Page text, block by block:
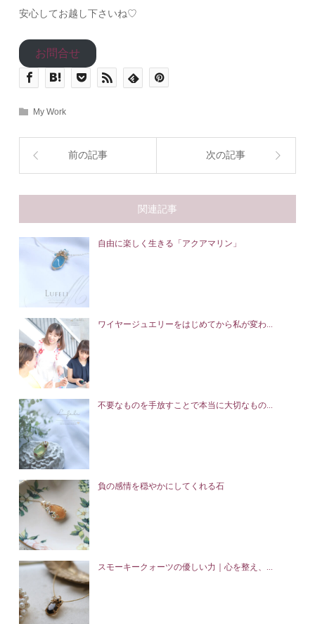
安心してお越し下さいね♡
お問合せ
My Work
前の記事 次の記事
関連記事
自由に楽しく生きる「アクアマリン」
ワイヤージュエリーをはじめてから私が変わ...
不要なものを手放すことで本当に大切なもの...
負の感情を穏やかにしてくれる石
スモーキークォーツの優しい力｜心を整え、...